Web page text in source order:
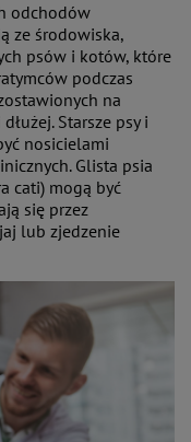
odchodów
ze środowiska,
psów i kotów, które
podczas
na
Starsze psy i
nosicielami
Glista psia
cati) mogą być
się przez
lub zjedzenie